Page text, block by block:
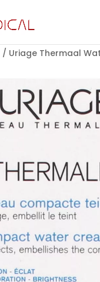
/ Uriage Thermaal